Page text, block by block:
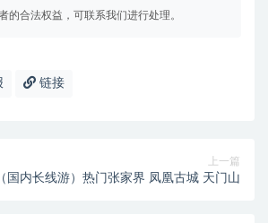
的合法权益，可联系我们进行处理。
链接
上一篇
国内长线游）热门张家界 凤凰古城 天门山